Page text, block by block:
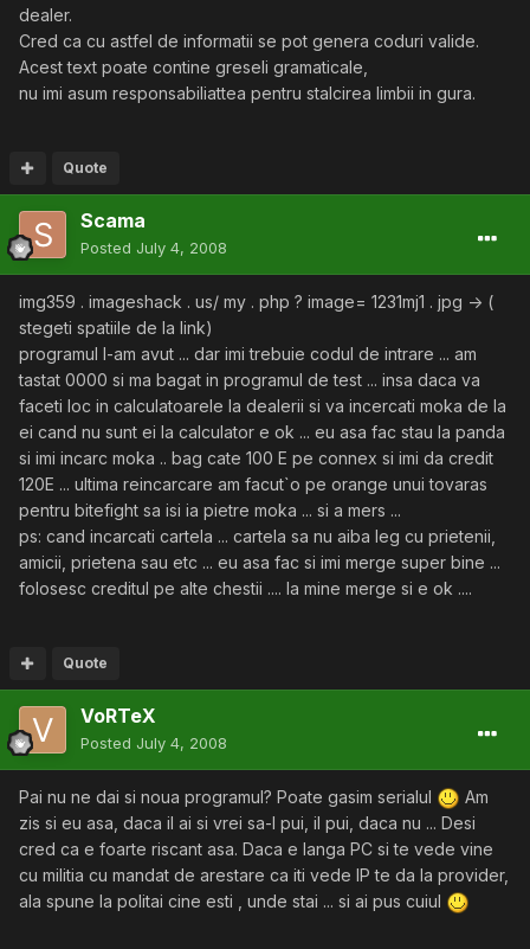
dealer.
Cred ca cu astfel de informatii se pot genera coduri valide.
Acest text poate contine greseli gramaticale,
nu imi asum responsabiliattea pentru stalcirea limbii in gura.
Quote
Scama
Posted July 4, 2008
img359 . imageshack . us/ my . php ? image= 1231mj1 . jpg -> (
stegeti spatiile de la link)
programul l-am avut ... dar imi trebuie codul de intrare ... am
tastat 0000 si ma bagat in programul de test ... insa daca va
faceti loc in calculatoarele la dealerii si va incercati moka de la
ei cand nu sunt ei la calculator e ok ... eu asa fac stau la panda
si imi incarc moka .. bag cate 100 E pe connex si imi da credit
120E ... ultima reincarcare am facut`o pe orange unui tovaras
pentru bitefight sa isi ia pietre moka ... si a mers ...
ps: cand incarcati cartela ... cartela sa nu aiba leg cu prietenii,
amicii, prietena sau etc ... eu asa fac si imi merge super bine ...
folosesc creditul pe alte chestii .... la mine merge si e ok ....
Quote
VoRTeX
Posted July 4, 2008
Pai nu ne dai si noua programul? Poate gasim serialul
Am
zis si eu asa, daca il ai si vrei sa-l pui, il pui, daca nu ... Desi
cred ca e foarte riscant asa. Daca e langa PC si te vede vine
cu militia cu mandat de arestare ca iti vede IP te da la provider,
ala spune la politai cine esti , unde stai ... si ai pus cuiul